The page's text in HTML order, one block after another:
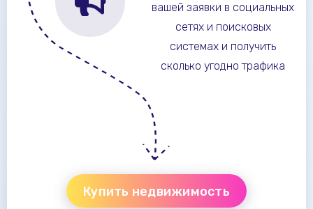
вашей заявки в социальных
сетях и поисковых
системах и получить
сколько угодно трафика
Купить недвижимость